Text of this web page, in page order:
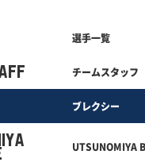
選手一覧
チームスタッフ
ブレクシー
UTSUNOMIYA